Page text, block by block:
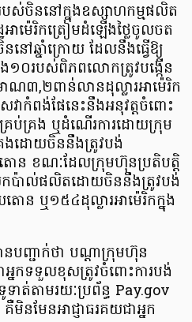
បស់ចិននៅក្នុងឧស្សាហកម្មផលិត
ាម៉េរិកត្រៀមដំឡើងថ្លៃចូលចត
ឆ្នាំក្រោយ ដែលនឹងធ្វើឱ្យ
០របស់ពិភពលោកត្រូវបង្កើន
៣,២ពាន់លានដុល្លារអាម៉េរិក
េវាកំពង់ផែនេះនឹងអនុវត្តចំពោះ
គ្រង ឬដំណើរការដោយក្រុម
ដោយចិននឹងត្រូវបង់
តោន ខណៈដែលក្រុមហ៊ុនប្រតិបត្តិ
ស់កប៉ាល់ផលិតដោយចិននឹងត្រូវបង់
តោន ឬ១៥៤ដុល្លារអាម៉េរិកក្នុង
បញ្ជាក់ថា បណ្ដាក្រុមហ៊ុន
នកទទួលខុសត្រូវចំពោះការបង់
ទាត់តាមរយៈប្រព័ន្ធ Pay.gov
មិនមែនអាជ្ញាធរគយជាអ្នក